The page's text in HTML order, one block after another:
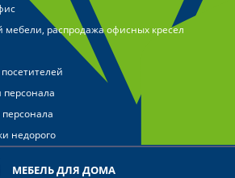
мебели, распродажа офисных кресел
недорого
МЕБЕЛЬ ДЛЯ ДОМА